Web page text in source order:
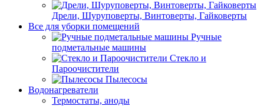
Дрели, Шуруповерты, Винтоверты, Гайковерты
Все для уборки помещений
Ручные
подметальные машины
Стекло и
Пароочистители
Пылесосы
Водонагреватели
Термостаты, аноды